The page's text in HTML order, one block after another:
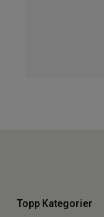
Topp Kategorier